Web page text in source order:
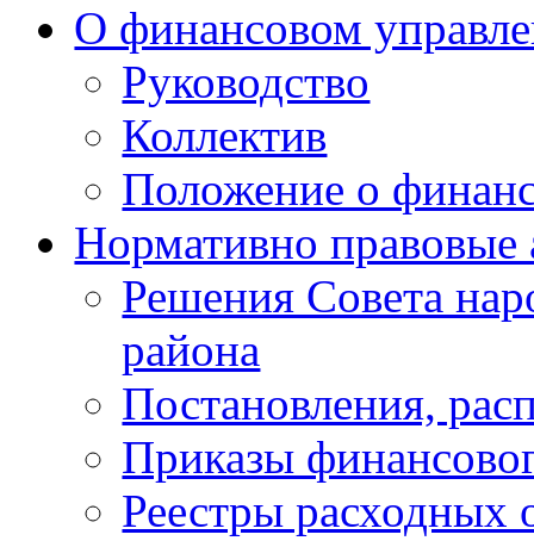
О финансовом
Руководство
Коллектив
Положение о
Нормативно правовые
Решения Совета
района
Постановления,
Приказы
Реестры расходных